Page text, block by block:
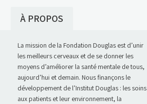
À PROPOS
La mission de la Fondation Douglas est d’unir
les meilleurs cerveaux et de se donner les
moyens d’améliorer la santé mentale de tous,
aujourd’hui et demain. Nous finançons le
développement de l’Institut Douglas : les soins
aux patients et leur environnement, la